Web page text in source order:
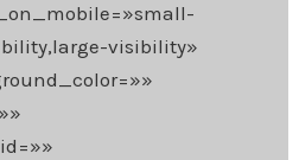
visibility»